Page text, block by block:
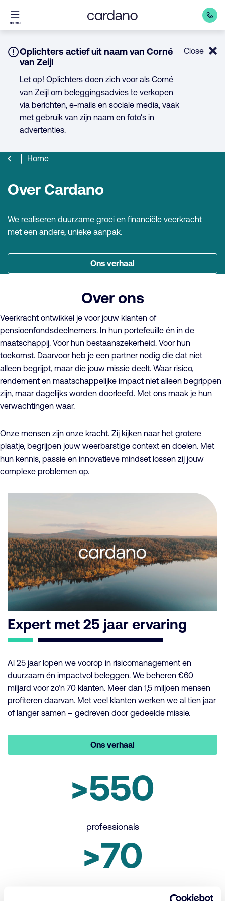
Direct
naar
menu
Notice:
Oplichters actief uit naam van Corné
van Zeijl
Let op! Oplichters doen zich voor als Corné
van Zeijl om beleggingsadvies te verkopen
via berichten, e-mails en sociale media, vaak
met gebruik van zijn naam en foto's in
advertenties.
Close
Home
Over Cardano
We realiseren duurzame groei en financiële veerkracht
met een andere, unieke aanpak.
Ons verhaal
Over ons
Veerkracht ontwikkel je voor jouw klanten of
pensioenfondsdeelnemers. In hun portefeuille én in de
maatschappij. Voor hun bestaanszekerheid. Voor hun
toekomst. Daarvoor heb je een partner nodig die dat niet
alleen begrijpt, maar die jouw missie deelt. Waar risico,
rendement en maatschappelijke impact niet alleen begrippen
zijn, maar dagelijks worden doorleefd. Met ons maak je hun
verwachtingen waar.
Onze mensen zijn onze kracht. Zij kijken naar het grotere
plaatje, begrijpen jouw weerbarstige context en doelen. Met
hun kennis, passie en innovatieve mindset lossen zij jouw
complexe problemen op.
Expert met 25 jaar ervaring
Al 25 jaar lopen we voorop in risicomanagement en
duurzaam én impactvol beleggen. We beheren €60
miljard voor zo’n 70 klanten. Meer dan 1,5 miljoen mensen
profiteren daarvan. Met veel klanten werken we al tien jaar
of langer samen – gedreven door gedeelde missie.
Ons verhaal
>550
professionals
>70
institutionele vermogensbeheer klanten